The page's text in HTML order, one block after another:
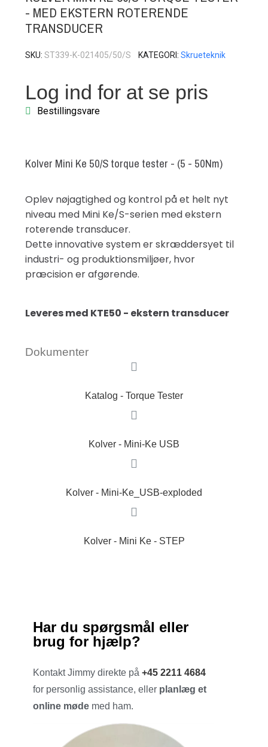
- MED EKSTERN ROTERENDE
TRANSDUCER
SKU ST339-K-021405/50/S KATEGORI Skrueteknik
Log ind for at se pris
Bestillingsvare
Kolver Mini Ke 50/S torque tester - (5 - 50Nm)
Oplev nøjagtighed og kontrol på et helt nyt
niveau med Mini Ke/S-serien med ekstern
roterende transducer.
Dette innovative system er skræddersyet til
industri- og produktionsmiljøer, hvor
præcision er afgørende.
Leveres med KTE50 - ekstern transducer
Dokumenter
Katalog - Torque Tester
Kolver - Mini-Ke USB
Kolver - Mini-Ke_USB-exploded
Kolver - Mini Ke - STEP
Har du spørgsmål eller
brug for hjælp?
Kontakt Jimmy direkte på+45 2211 4684
for personlig assistance, eller planlæg et
online møde med ham.